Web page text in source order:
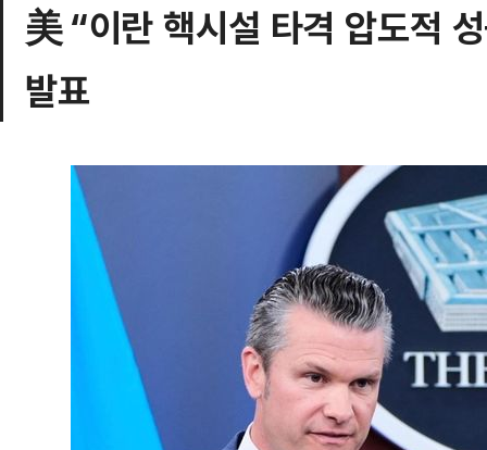
美 “이란 핵시설 타격 압도적
발표